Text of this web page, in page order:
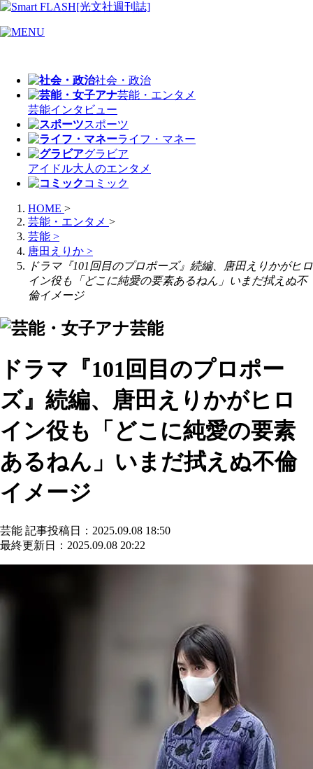
社会・政治
芸能・エンタメ
芸能インタビュー
スポーツ
ライフ・マネー
グラビア
アイドル大人のエンタメ
コミック
HOME >
芸能・エンタメ >
芸能 >
唐田えりか >
ドラマ『101回目のプロポーズ』続編、唐田えりかがヒロ
イン役も「どこに純愛の要素あるねん」いまだ拭えぬ不
倫イメージ
芸能
ドラマ『101回目のプロポー
ズ』続編、唐田えりかがヒロ
イン役も「どこに純愛の要素
あるねん」いまだ拭えぬ不倫
イメージ
芸能 記事投稿日：2025.09.08 18:50
最終更新日：2025.09.08 20:22